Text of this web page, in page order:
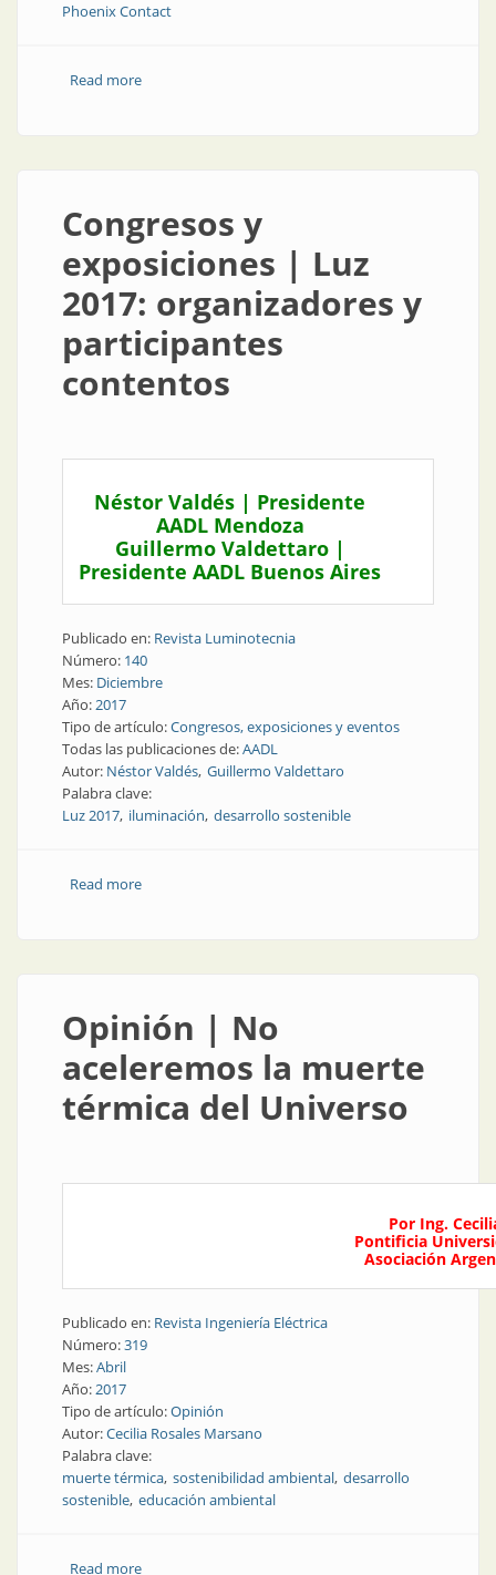
Phoenix Contact
Read moreabout All Electric Society: un concepto, un camino, un
Congresos y
exposiciones | Luz
2017: organizadores y
participantes
contentos
Néstor Valdés | Presidente
AADL Mendoza
Guillermo Valdettaro |
Presidente AADL Buenos Aires
Publicado en: Revista Luminotecnia
Número: 140
Mes: Diciembre
Año:2017
Tipo de artículo:Congresos, exposiciones y eventos
Todas las publicaciones de:AADL
Autor: Néstor Valdés Guillermo Valdettaro
Palabra clave:
Luz 2017 iluminación desarrollo sostenible
Read moreabout Congresos y exposiciones | Luz 2017:
Opinión | No
aceleremos la muerte
térmica del Universo
Por Ing.
Pontificia
Asociación
Publicado en: Revista Ingeniería Eléctrica
Número:319
Mes:Abril
Año:2017
Tipo de artículo:Opinión
Autor:Cecilia Rosales Marsano
Palabra clave:
muerte térmica sostenibilidad ambiental desarrollo
sostenible educación ambiental
Read moreabout Opinión | No aceleremos la muerte térmica del